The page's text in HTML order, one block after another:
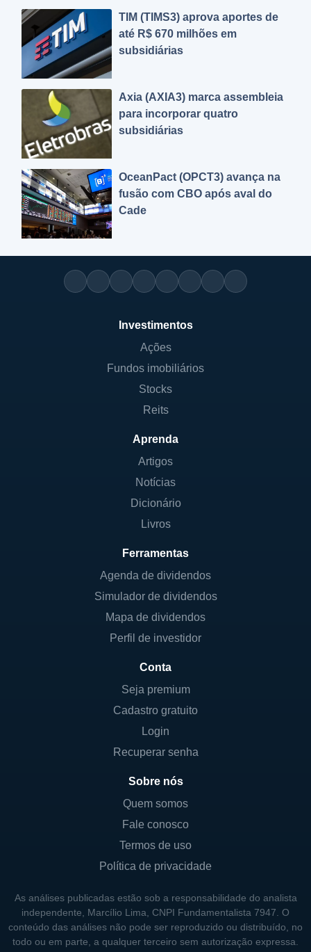
TIM (TIMS3) aprova aportes de
até R$ 670 milhões em
subsidiárias
Axia (AXIA3) marca assembleia
para incorporar quatro
subsidiárias
OceanPact (OPCT3) avança na
fusão com CBO após aval do
Cade
Investimentos
Ações
Fundos imobiliários
Stocks
Reits
Aprenda
Artigos
Notícias
Dicionário
Livros
Ferramentas
Agenda de dividendos
Simulador de dividendos
Mapa de dividendos
Perfil de investidor
Conta
Seja premium
Cadastro gratuito
Login
Recuperar senha
Sobre nós
Quem somos
Fale conosco
Termos de uso
Política de privacidade
As análises publicadas estão sob a responsabilidade do analista
independente, Marcílio Lima, CNPI Fundamentalista 7947. O
conteúdo das análises não pode ser reproduzido ou distribuído, no
todo ou em parte, a qualquer terceiro sem autorização expressa.